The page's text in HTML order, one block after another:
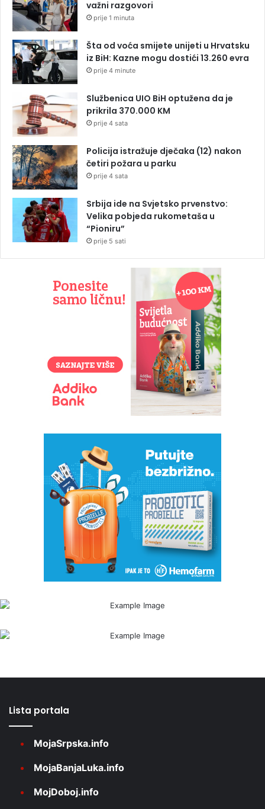
važni razgovori
prije 1 minuta
Šta od voća smijete unijeti u Hrvatsku
iz BiH: Kazne mogu dostići 13.260 evra
prije 4 minute
Službenica UIO BiH optužena da je
prikrila 370.000 KM
prije 4 sata
Policija istražuje dječaka (12) nakon
četiri požara u parku
prije 4 sata
Srbija ide na Svjetsko prvenstvo:
Velika pobjeda rukometaša u
“Pioniru”
prije 5 sati
Lista portala
MojaSrpska.info
MojaBanjaLuka.info
MojDoboj.info